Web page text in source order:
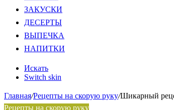
ЗАКУСКИ
ДЕСЕРТЫ
ВЫПЕЧКА
НАПИТКИ
Искать
Switch skin
Главная/Рецепты на скорую руку/Шикарный
Рецепты на скорую руку